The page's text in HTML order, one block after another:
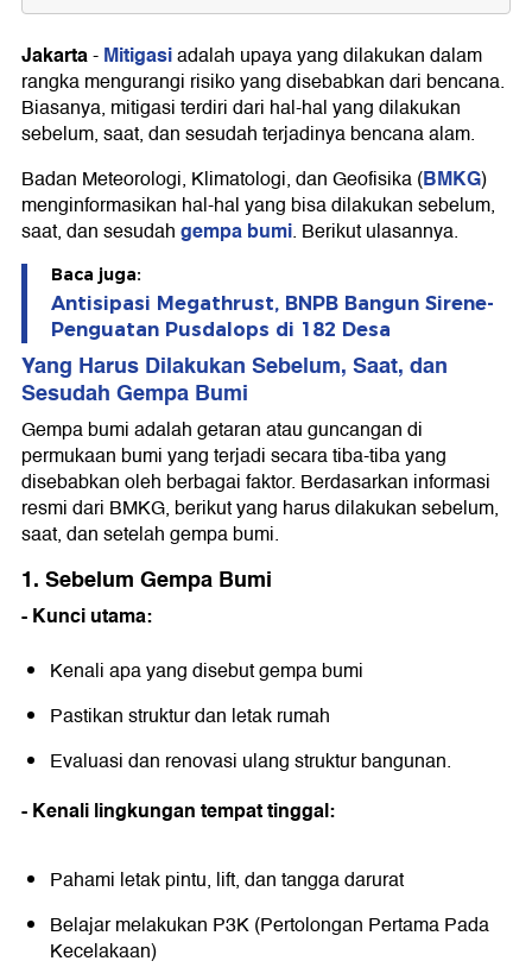
Yang Harus Dilakukan Sebelum, Saat, dan
Sesudah Gempa Bumi
1. Sebelum Gempa Bumi
2. Saat Gempa Bumi
3. Setelah Gempa Bumi
Jakarta-Mitigasiadalah upaya yang dilakukan dalam
rangka mengurangi risiko yang disebabkan dari bencana.
Biasanya, mitigasi terdiri dari hal-hal yang dilakukan
sebelum, saat, dan sesudah terjadinya bencana alam.
Badan Meteorologi, Klimatologi, dan Geofisika (BMKG)
menginformasikan hal-hal yang bisa dilakukan sebelum,
saat, dan sesudahgempa bumi. Berikut ulasannya.
Baca juga:
Antisipasi Megathrust, BNPB Bangun Sirene-
Penguatan Pusdalops di 182 Desa
Yang Harus Dilakukan Sebelum, Saat, dan
Sesudah Gempa Bumi
Gempa bumi adalah getaran atau guncangan di
permukaan bumi yang terjadi secara tiba-tiba yang
disebabkan oleh berbagai faktor. Berdasarkan informasi
resmi dari BMKG, berikut yang harus dilakukan sebelum,
saat, dan setelah gempa bumi.
1. Sebelum Gempa Bumi
- Kunci utama:
Kenali apa yang disebut gempa bumi
Pastikan struktur dan letak rumah
Evaluasi dan renovasi ulang struktur bangunan.
- Kenali lingkungan tempat tinggal:
Pahami letak pintu, lift, dan tangga darurat
Belajar melakukan P3K (Pertolongan Pertama Pada
Kecelakaan)